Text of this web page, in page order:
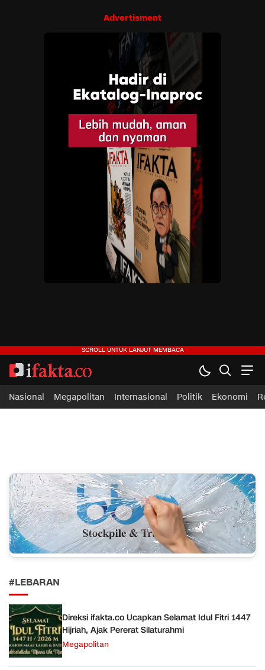
Advertisment
ifakta.co
#pastibenar
Nasional Megapolitan Internasional Politik Ekonomi
#LEBARAN
Direksi ifakta.co Ucapkan Selamat Idul Fitri 1447
Hijriah, Ajak Pererat Silaturahmi
Megapolitan